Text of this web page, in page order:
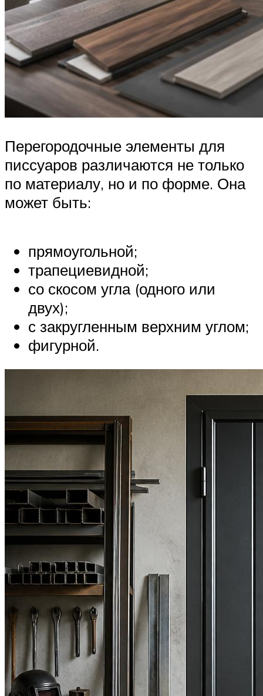
Перегородочные элементы для
писсуаров различаются не только
по материалу, но и по форме. Она
может быть:
прямоугольной;
трапециевидной;
со скосом угла (одного или
двух);
с закругленным верхним углом;
фигурной.